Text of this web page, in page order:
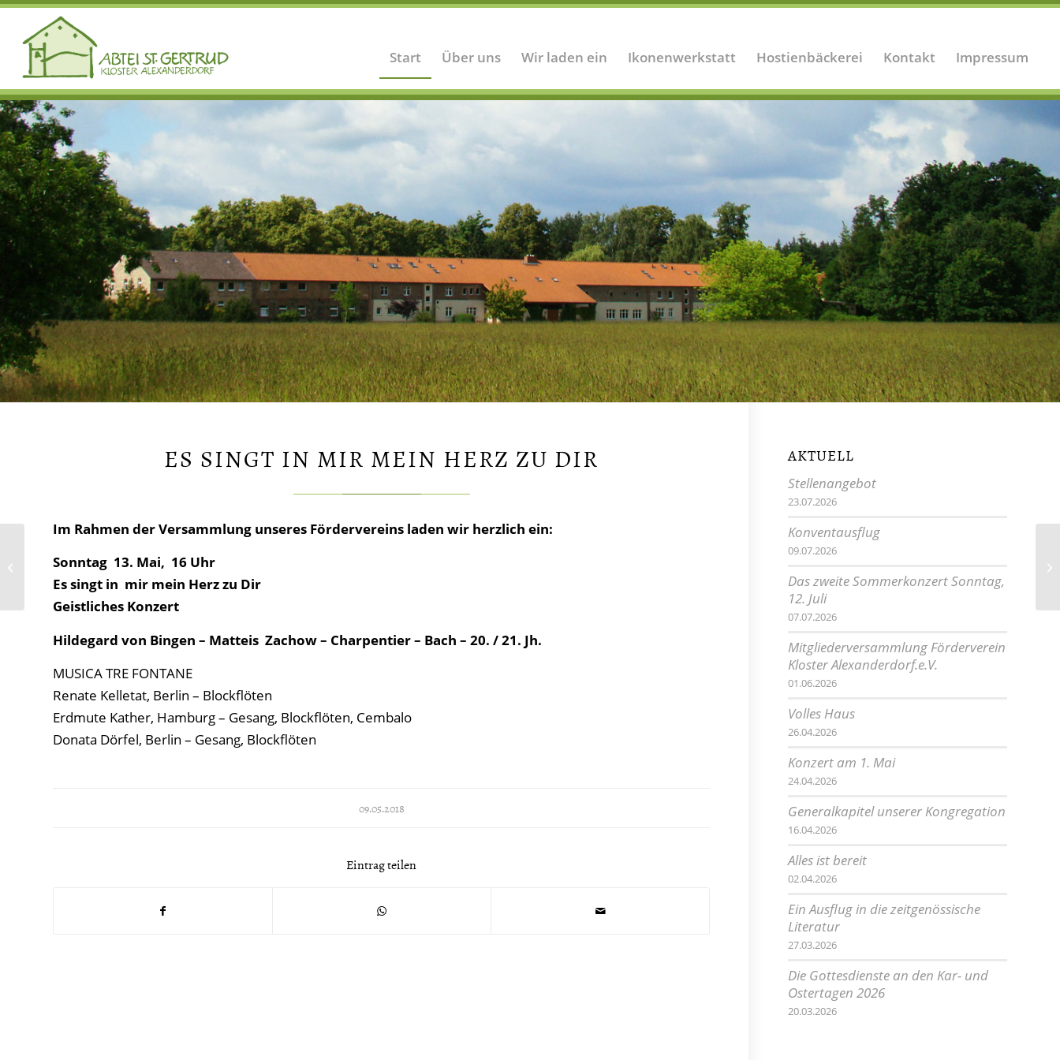
Start Über uns Wir laden ein Ikonenwerkstatt Hostienbäckerei Kontakt Impressum
ES SINGT IN MIR MEIN HERZ ZU DIR
Im Rahmen der Versammlung unseres Fördervereins laden wir herzlich ein:
Sonntag 13. Mai, 16 Uhr
Es singt in mir mein Herz zu Dir
Geistliches Konzert
Hildegard von Bingen – Matteis Zachow – Charpentier – Bach – 20. / 21. Jh.
MUSICA TRE FONTANE
Renate Kelletat, Berlin – Blockflöten
Erdmute Kather, Hamburg – Gesang, Blockflöten, Cembalo
Donata Dörfel, Berlin – Gesang, Blockflöten
09.05.2018
Eintrag teilen
AKTUELL
Stellenangebot
23.07.2026
Konventausflug
09.07.2026
Das zweite Sommerkonzert Sonntag,
12. Juli
07.07.2026
Mitgliederversammlung Förderverein
Kloster Alexanderdorf.e.V.
01.06.2026
Volles Haus
26.04.2026
Konzert am 1. Mai
24.04.2026
Generalkapitel unserer Kongregation
16.04.2026
Alles ist bereit
02.04.2026
Ein Ausflug in die zeitgenössische
Literatur
27.03.2026
Die Gottesdienste an den Kar- und
Ostertagen 2026
20.03.2026
Gelungener Auftakt